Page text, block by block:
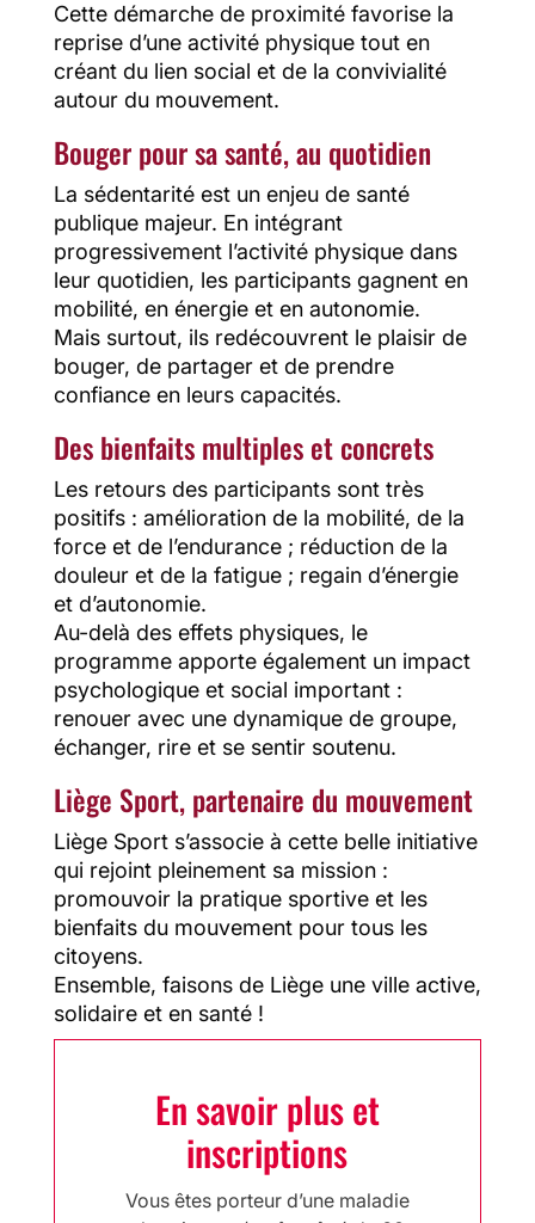
Cette démarche de proximité favorise la
reprise d’une activité physique tout en
créant du lien social et de la convivialité
autour du mouvement.
Bouger pour sa santé, au quotidien
La sédentarité est un enjeu de santé
publique majeur. En intégrant
progressivement l’activité physique dans
leur quotidien, les participants gagnent en
mobilité, en énergie et en autonomie.
Mais surtout, ils redécouvrent le plaisir de
bouger, de partager et de prendre
confiance en leurs capacités.
Des bienfaits multiples et concrets
Les retours des participants sont très
positifs : amélioration de la mobilité, de la
force et de l’endurance ; réduction de la
douleur et de la fatigue ; regain d’énergie
et d’autonomie.
Au-delà des effets physiques, le
programme apporte également un impact
psychologique et social important :
renouer avec une dynamique de groupe,
échanger, rire et se sentir soutenu.
Liège Sport, partenaire du mouvement
Liège Sport s’associe à cette belle initiative
qui rejoint pleinement sa mission :
promouvoir la pratique sportive et les
bienfaits du mouvement pour tous les
citoyens.
Ensemble, faisons de Liège une ville active,
solidaire et en santé !
En savoir plus et
inscriptions
Vous êtes porteur d’une maladie